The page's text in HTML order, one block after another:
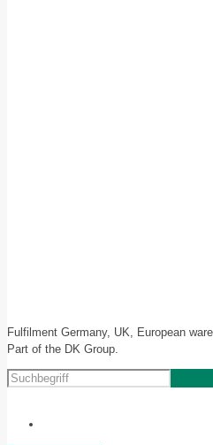
Fulfilment Germany, UK, European
Part of the DK Group.